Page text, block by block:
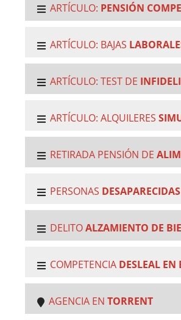
ARTÍCULO: PENSIÓN
ARTÍCULO: BAJAS
ARTÍCULO: TEST DE
ARTÍCULO: ALQUILERES
RETIRADA PENSIÓN DE
PERSONAS DESAPARECIDAS
DELITOALZAMIENTO DE
COMPETENCIA DESLEAL EN
AGENCIA ENTORRENT